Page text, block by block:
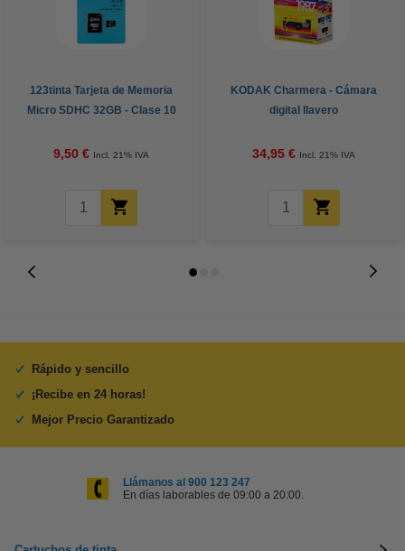
123tinta Tarjeta de Memoria
Micro SDHC 32GB - Clase 10
9,50 € Incl. 21% IVA
KODAK Charmera - Cámara
digital llavero
34,95 € Incl. 21% IVA
Rápido y sencillo
¡Recibe en 24 horas!
Mejor Precio Garantizado
Llámanos al 900 123 247
En días laborables de 09:00 a 20:00.